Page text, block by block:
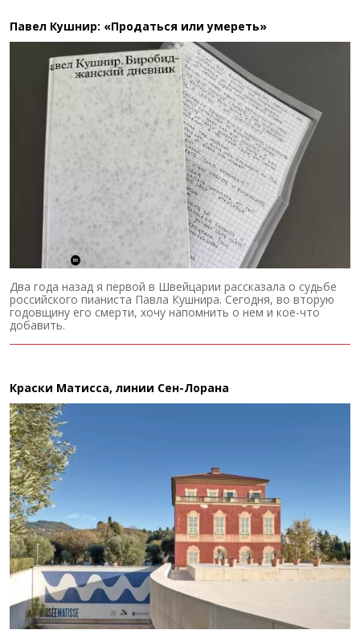
Павел Кушнир: «Продаться или умереть»
Два года назад я первой в Швейцарии рассказала о судьбе
российского пианиста Павла Кушнира. Сегодня, во вторую
годовщину его смерти, хочу напомнить о нем и кое-что
добавить.
Краски Матисса, линии Сен-Лорана